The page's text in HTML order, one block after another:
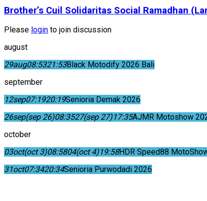
Brother’s Cuil Solidaritas Social Ramadhan
Please login to join discussion
august
29aug08:5321:53Black Motodify 2026 Bali
september
12sep07:1920:19Senioria Demak 2026
26sep(sep 26)08:3527(sep 27)17:35AJMR Motoshow
october
03oct(oct 3)08:5804(oct 4)19:58HDR Speed88
31oct07:3420:34Senioria Purwodadi 2026